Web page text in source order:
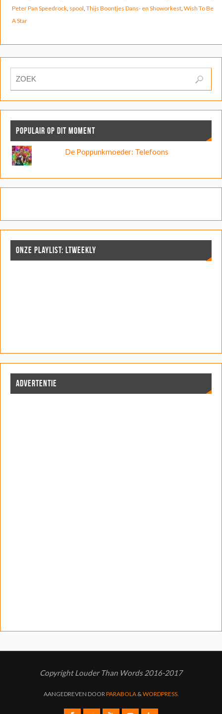
Peter Pan Speedrock, spool Thijs Boontjes Dans- en Showorkest, Wish To Be
A Star
POPULAIR OP DIT MOMENT
De Poppunkmoeder: Telefoons
ONZE PLAYLIST: LTWEEKLY
ADVERTENTIE
Copyright Louder Than Words 2016-2017
AANGEDREVEN DOOR PARABOLA& WORDPRESS.